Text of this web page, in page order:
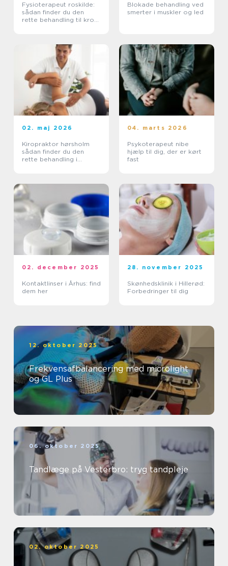
Fysioterapeut roskilde:
sådan finder du den
rette behandling til krop
Blokade behandling ved
smerter i muskler og led
02. maj 2026
Kiropraktor hørsholm
sådan finder du den
rette behandling i
04. marts 2026
Psykoterapeut nibe
hjælp til dig, der er kørt
fast
02. december 2025
Kontaktlinser i Århus: find
dem her
28. november 2025
Skønhedsklinik i Hillerød:
Forbedringer til dig
12. oktober 2025
Frekvensafbalancering med microlight
og GL Plus
06. oktober 2025
Tandlæge på Vesterbro: tryg tandpleje
02. oktober 2025